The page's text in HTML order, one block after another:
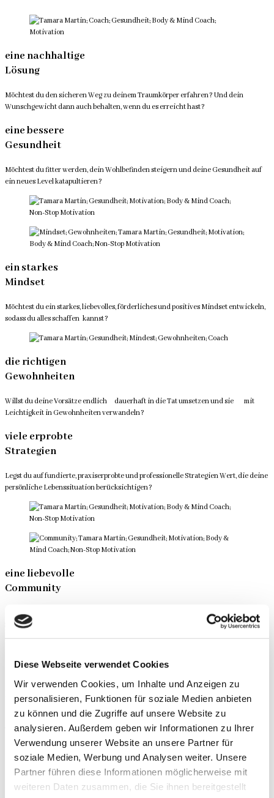
Diese Webseite verwendet Cookies
Wir verwenden Cookies, um Inhalte und Anzeigen zu
personalisieren, Funktionen für soziale Medien anbieten
zu können und die Zugriffe auf unsere Website zu
analysieren. Außerdem geben wir Informationen zu Ihrer
Verwendung unserer Website an unsere Partner für
soziale Medien, Werbung und Analysen weiter. Unsere
Partner führen diese Informationen möglicherweise mit
weiteren Daten zusammen, die Sie ihnen bereitgestellt
eine nachhaltige
Lösung
Möchtest du den sicheren Weg zu deinem Traumkörper erfahren? Und dein
Wunschgewicht dann auch behalten, wenn du es erreicht hast?​
eine bessere
Gesundheit
Möchtest du fitter werden, dein Wohlbefinden steigern und deine Gesundheit auf
ein neues Level katapultieren?
ein starkes
Mindset
Möchtest du ein starkes, liebevolles, förderliches und positives Mindset entwickeln,
sodass du alles schaffen kannst?
die richtigen
Gewohnheiten
Willst du deine Vorsätze endlich dauerhaft in die Tat umsetzen und sie mit
Leichtigkeit in Gewohnheiten verwandeln?
viele erprobte
Strategien
Legst du auf fundierte, praxiserprobte und professionelle Strategien Wert, die deine
persönliche Lebenssituation berücksichtigen?
eine liebevolle
Community
Möchtest du Teil einer liebevollen und inspirierenden Community werden, die dich
motiviert und dich jederzeit unterstützt?
eine nachhaltige
Lösung
Möchtest du den sicheren Weg zu deinem Traumkörper erfahren? Und dein
Wunschgewicht dann auch behalten, wenn du es erreicht hast?
eine bessere